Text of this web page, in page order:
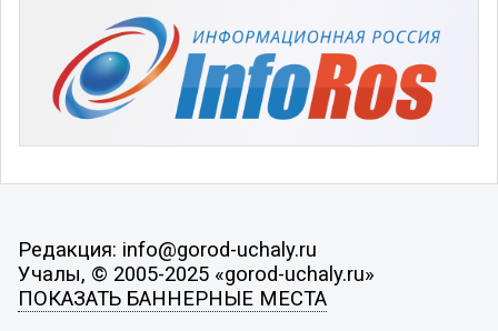
Редакция: info@gorod-uchaly.ru
Учалы, © 2005-2025 «gorod-uchaly.ru»
ПОКАЗАТЬ БАННЕРНЫЕ МЕСТА